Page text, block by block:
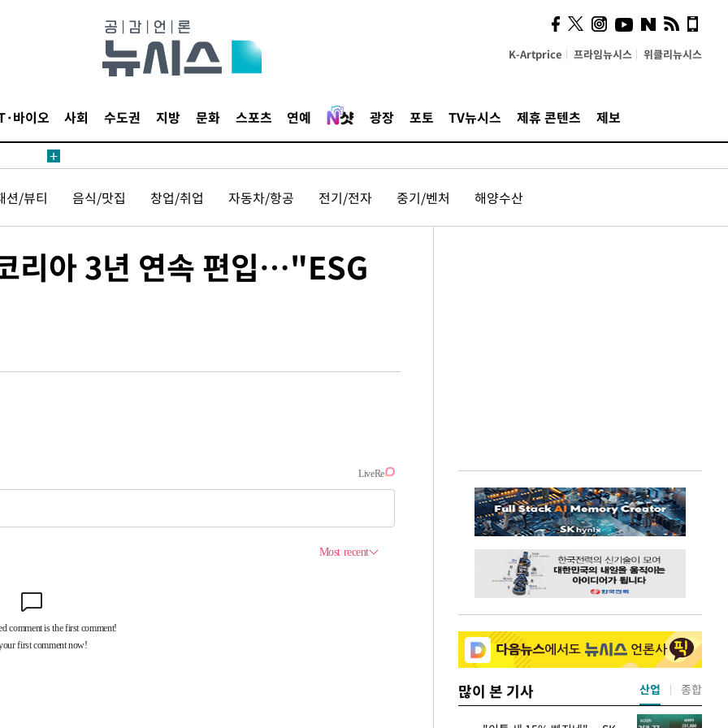
K-Artprice 프라임뉴시스 위클리뉴시스
바이오 사회 수도권 지방 문화 스포츠 연예 광장 포토 TV뉴시스 제휴 콘텐츠 제보
션/뷰티 음식/맛집 창업/취업 자동차/항공 전기/전자 중기/벤처 해양수산
리아 3년 연속 편입…"ESG
많이 본 기사 산업 종합